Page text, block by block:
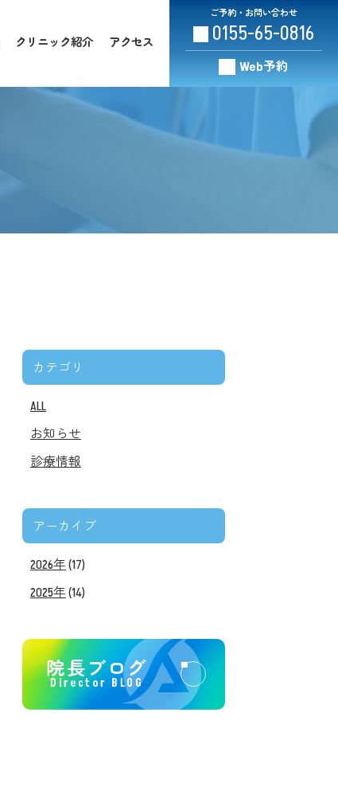
クリニック紹介 アクセス
ご予約・お問い合わせ
0155-65-0816
Web予約
カテゴリ
ALL
お知らせ
診療情報
アーカイブ
2026年(17)
2025年(14)
院長ブログ
Director BLOG